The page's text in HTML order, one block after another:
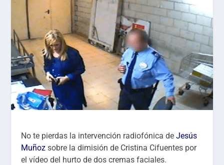
No te pierdas la intervención radiofónica deJesús
Muñoz sobre la dimisión de Cristina Cifuentes por
el vídeo del hurto de dos cremas faciales.